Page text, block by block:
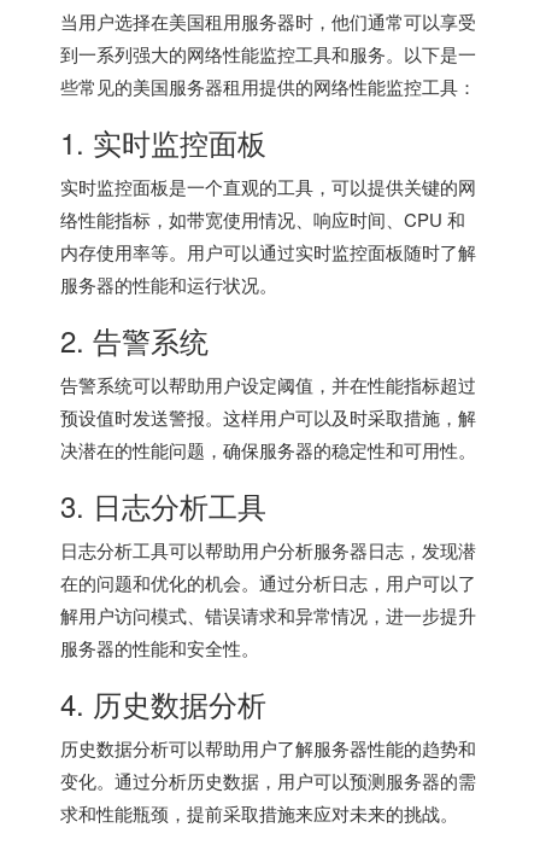
当用户选择在美国租用服务器时，他们通常可以享受
到一系列强大的网络性能监控工具和服务。以下是一
些常见的美国服务器租用提供的网络性能监控工具：
1. 实时监控面板
实时监控面板是一个直观的工具，可以提供关键的网
络性能指标，如带宽使用情况、响应时间、CPU 和
内存使用率等。用户可以通过实时监控面板随时了解
服务器的性能和运行状况。
2. 告警系统
告警系统可以帮助用户设定阈值，并在性能指标超过
预设值时发送警报。这样用户可以及时采取措施，解
决潜在的性能问题，确保服务器的稳定性和可用性。
3. 日志分析工具
日志分析工具可以帮助用户分析服务器日志，发现潜
在的问题和优化的机会。通过分析日志，用户可以了
解用户访问模式、错误请求和异常情况，进一步提升
服务器的性能和安全性。
4. 历史数据分析
历史数据分析可以帮助用户了解服务器性能的趋势和
变化。通过分析历史数据，用户可以预测服务器的需
求和性能瓶颈，提前采取措施来应对未来的挑战。